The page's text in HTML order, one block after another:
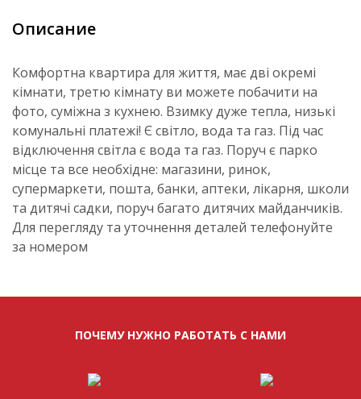
Описание
Комфортна квартира для життя, має дві окремі
кімнати, третю кімнату ви можете побачити на
фото, суміжна з кухнею. Взимку дуже тепла, низькі
комунальні платежі! Є світло, вода та газ. Під час
відключення світла є вода та газ. Поруч є парко
місце та все необхідне: магазини, ринок,
супермаркети, пошта, банки, аптеки, лікарня, школи
та дитячі садки, поруч багато дитячих майданчиків.
Для перегляду та уточнення деталей телефонуйте
за номером
ПОЧЕМУ НУЖНО РАБОТАТЬ С НАМИ